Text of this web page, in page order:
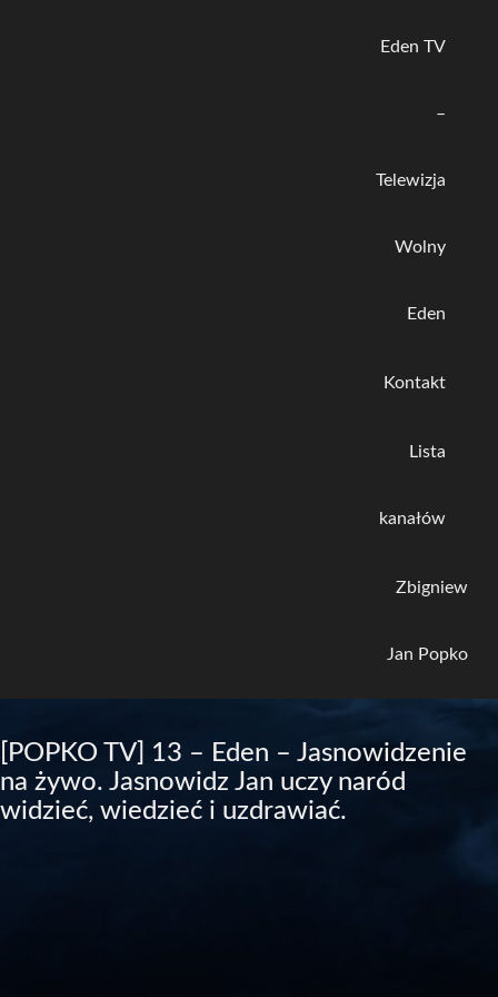
Eden TV
–
Telewizja
Wolny
Eden
Kontakt
Lista
kanałów
Zbigniew
Jan Popko
[POPKO TV] 13 – Eden – Jasnowidzenie
na żywo. Jasnowidz Jan uczy naród
widzieć, wiedzieć i uzdrawiać.